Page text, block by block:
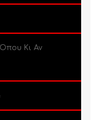
Κι Αν